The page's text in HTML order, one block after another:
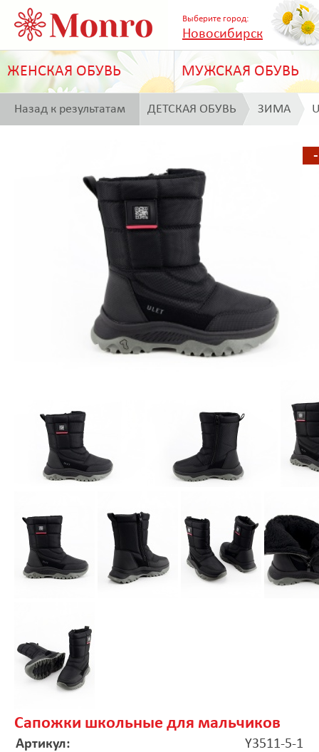
Выберите город:
Новосибирск
ЖЕНСКАЯ ОБУВЬ МУЖСКАЯ ОБУВЬ
Назад к результатам ДЕТСКАЯ ОБУВЬ ЗИМА
Сапожки школьные для мальчиков
Артикул:
Y3511-5-1